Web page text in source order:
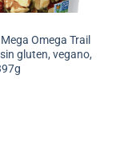
Omega Trail
gluten, vegano,